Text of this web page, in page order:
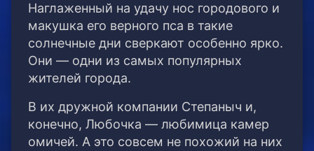
Наглаженный на удачу нос городового и
макушка его верного пса в такие
солнечные дни сверкают особенно ярко.
Они — одни из самых популярных
жителей города.
В их дружной компании Степаныч и,
конечно, Любочка — любимица камер
омичей. А это совсем не похожий на них